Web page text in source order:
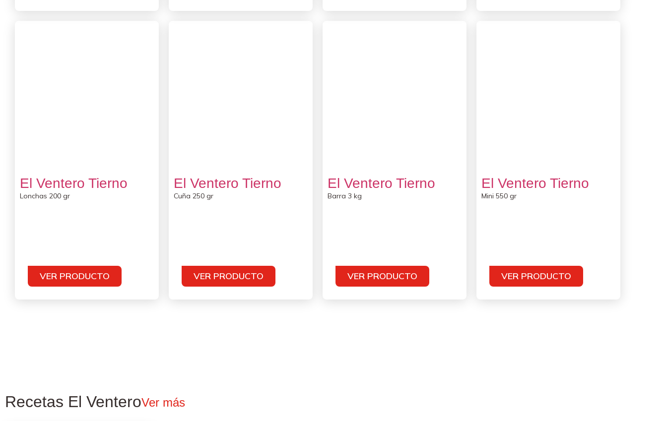
El Ventero Tierno
Lonchas 200 gr
VER PRODUCTO
El Ventero Tierno
Cuña 250 gr
VER PRODUCTO
El Ventero Tierno
Barra 3 kg
VER PRODUCTO
El Ventero Tierno
Mini 550 gr
VER PRODUCTO
Recetas El VenteroVer más